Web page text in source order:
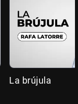
La brújula